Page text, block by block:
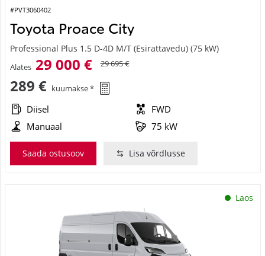
#PVT3060402
Toyota Proace City
Professional Plus 1.5 D-4D M/T (Esirattavedu) (75 kW)
Alates 29 000 € 29 695 €
289 € kuumakse *
Diisel
FWD
Manuaal
75 kW
Saada ostusoov Lisa võrdlusse
Laos